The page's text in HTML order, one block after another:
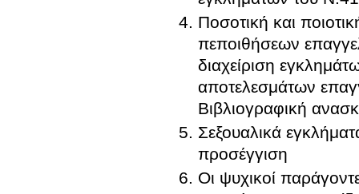
Ποσοτική και
πεποιθήσεων
διαχείριση
αποτελεσμάτων
Βιβλιογραφική
Σεξουαλικά
προσέγγιση
Οι ψυχικοί